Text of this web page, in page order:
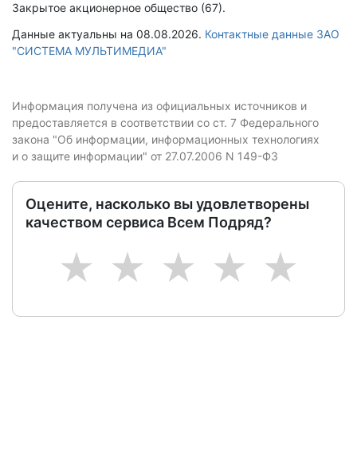
Закрытое акционерное общество (67).
Данные актуальны на 08.08.2026. Контактные данные ЗАО
"СИСТЕМА МУЛЬТИМЕДИА"
Информация получена из официальных источников и
предоставляется в соответствии со ст. 7 Федерального
закона "Об информации, информационных технологиях
и о защите информации" от 27.07.2006 N 149-ФЗ
Оцените, насколько вы удовлетворены
качеством сервиса Всем Подряд?
5
4
3
2
1